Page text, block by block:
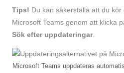
Tips! Du kan säkerställa att du
Microsoft Teams genom att klicka
Sök efter uppdateringar.
Microsoft Teams uppdateras